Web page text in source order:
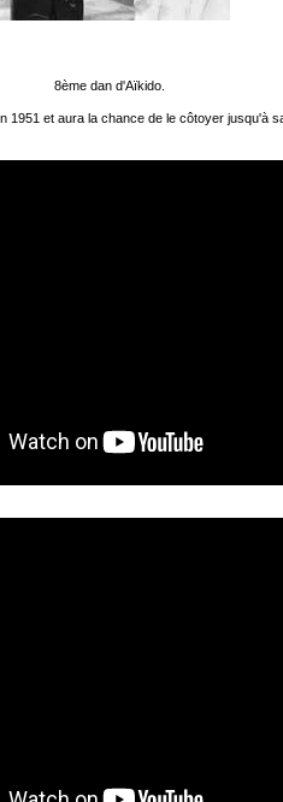
8ème dan d'Aïkido.
1951 et aura la chance de le côtoyer jusqu'à